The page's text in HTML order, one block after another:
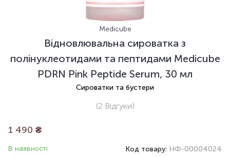
Medicube
Відновлювальна сироватка з
полінуклеотидами та пептидами Medicube
PDRN Pink Peptide Serum, 30 мл
Сироватки та бустери
(2 Відгуки)
1 490 ₴
В наявності Код товару: НФ-00004024